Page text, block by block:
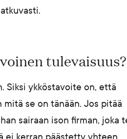
tulevaisuus?
Siksi ykköstavoite on, että
se on tänään. Jos pitää
sairaan ison firman, joka